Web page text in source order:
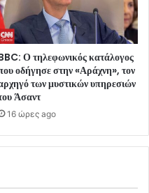
Ο τηλεφωνικός κατάλογος
οδήγησε στην «Αράχνη», τον
των μυστικών υπηρεσιών
Άσαντ
16 ώρες ago